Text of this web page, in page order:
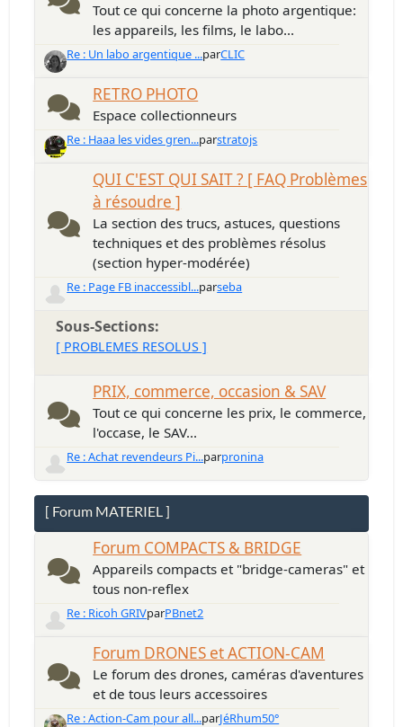
Tout ce qui concerne la photo argentique:
les appareils, les films, le labo...
Re : Un labo argentique ...parCLIC
RETRO PHOTO
Espace collectionneurs
Re : Haaa les vides gren...parstratojs
QUI C'EST QUI SAIT ? [ FAQ Problèmes
à résoudre ]
La section des trucs, astuces, questions
techniques et des problèmes résolus
(section hyper-modérée)
Re : Page FB inaccessibl...parseba
Sous-Sections
[ PROBLEMES RESOLUS ]
PRIX, commerce, occasion & SAV
Tout ce qui concerne les prix, le commerce,
l'occase, le SAV...
Re : Achat revendeurs Pi...parpronina
[ Forum MATERIEL ]
Forum COMPACTS & BRIDGE
Appareils compacts et "bridge-cameras" et
tous non-reflex
Re : Ricoh GRIVparPBnet2
Forum DRONES et ACTION-CAM
Le forum des drones, caméras d'aventures
et de tous leurs accessoires
Re : Action-Cam pour all...parJéRhum50°